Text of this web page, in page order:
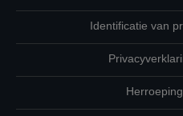
Identificatie van